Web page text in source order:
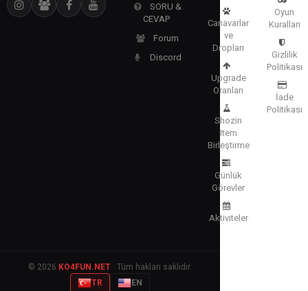
SORU &
CEVAP
Forum
Discord
Canavarlar
ve
Dropları
Upgrade
Oranları
Shozin
Item
Birleştirme
Günlük
Görevler
Aktiviteler
Oyun
Kuralları
Gizlilik
Politikası
İade
Politikası
© 2026 KO4FUN.NET · Tüm hakları saklıdır.
TR
EN